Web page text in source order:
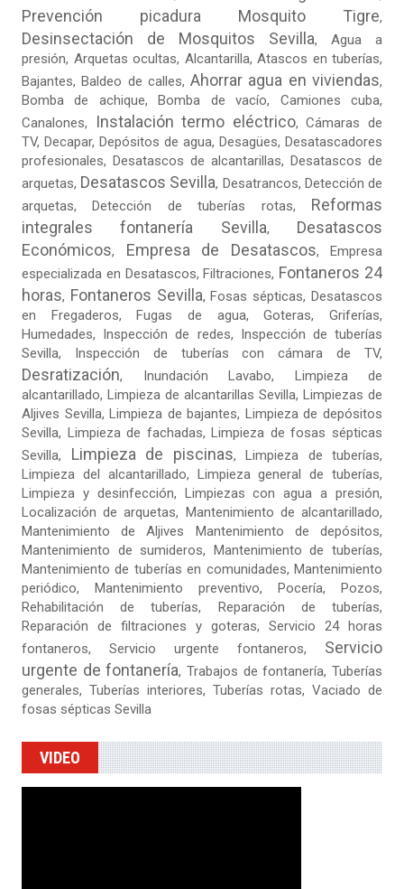
Prevención picadura Mosquito Tigre,
Desinsectación de Mosquitos Sevilla, Agua a
presión, Arquetas ocultas, Alcantarilla, Atascos en tuberías,
Bajantes,Baldeo de calles,Ahorrar agua en viviendas,
Bomba de achique, Bomba de vacío, Camiones cuba,
Canalones,
Instalación termo eléctrico, Cámaras de
TV, Decapar, Depósitos de agua, Desagües, Desatascadores
profesionales, Desatascos de alcantarillas, Desatascos de
arquetas, Desatascos Sevilla, Desatrancos, Detección de
arquetas, Detección de tuberías rotas, Reformas
integrales fontanería Sevilla, Desatascos
Económicos, Empresa de Desatascos, Empresa
especializada en Desatascos,Filtraciones, Fontaneros 24
horas, Fontaneros Sevilla,Fosas sépticas,Desatascos
en Fregaderos,Fugas de agua,Goteras, Griferías,
Humedades, Inspección de redes, Inspección de tuberías
Sevilla, Inspección de tuberías con cámara de TV,
Desratización, Inundación Lavabo, Limpieza de
alcantarillado, Limpieza de alcantarillas Sevilla, Limpiezas de
Aljives Sevilla, Limpieza de bajantes, Limpieza de depósitos
Sevilla, Limpieza de fachadas,Limpieza de fosas sépticas
Sevilla, Limpieza de piscinas, Limpieza de tuberías,
Limpieza del alcantarillado, Limpieza general de tuberías,
Limpieza y desinfección, Limpiezas con agua a presión,
Localización de arquetas, Mantenimiento de alcantarillado,
Mantenimiento de Aljives Mantenimiento de depósitos,
Mantenimiento de sumideros, Mantenimiento de tuberías,
Mantenimiento de tuberías en comunidades, Mantenimiento
periódico, Mantenimiento preventivo, Pocería, Pozos,
Rehabilitación de tuberías, Reparación de tuberías,
Reparación de filtraciones y goteras, Servicio 24 horas
fontaneros, Servicio urgente fontaneros, Servicio
urgente de fontanería, Trabajos de fontanería, Tuberías
generales, Tuberías interiores, Tuberías rotas, Vaciado de
fosas sépticas Sevilla
VIDEO